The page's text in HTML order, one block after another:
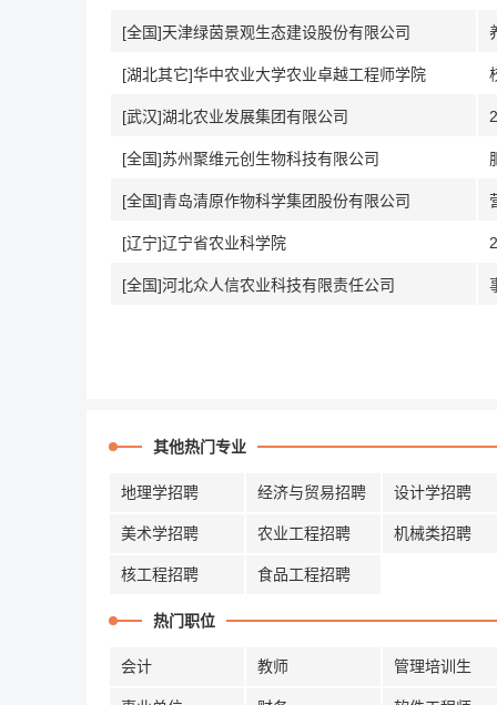
[全国]天津绿茵景观生态建设股份有限公司
[湖北其它]华中农业大学农业卓越工程师学院
[武汉]湖北农业发展集团有限公司
[全国]苏州聚维元创生物科技有限公司
[全国]青岛清原作物科学集团股份有限公司
[辽宁]辽宁省农业科学院
[全国]河北众人信农业科技有限责任公司
其他热门专业
地理学招聘 经济与贸易招聘 设计学招聘
美术学招聘 农业工程招聘 机械类招聘
核工程招聘 食品工程招聘
热门职位
会计 教师 管理培训生